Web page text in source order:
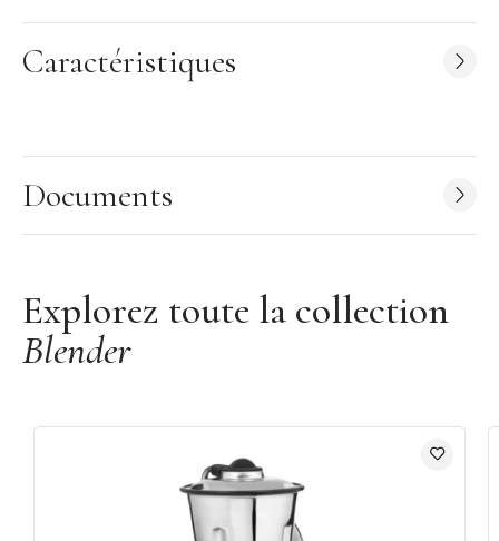
Les + produit :
Qualité de mixage professionnelle
Caractéristiques du blender professionnel n°37 :
Largeur : 210 mm
Profondeur : 310 mm
220 - 240 V - 50/60 Hz - 1550 W (puissance absorbée
0 à 18000 tr/min (50/60 Hz)
Caractéristiques
Documents
Explorez toute la collection
Blender